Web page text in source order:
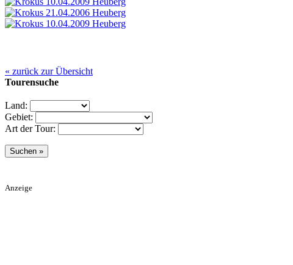
« zurück zur Übersicht
Tourensuche
Land:
Gebiet:
Art der Tour:
Anzeige